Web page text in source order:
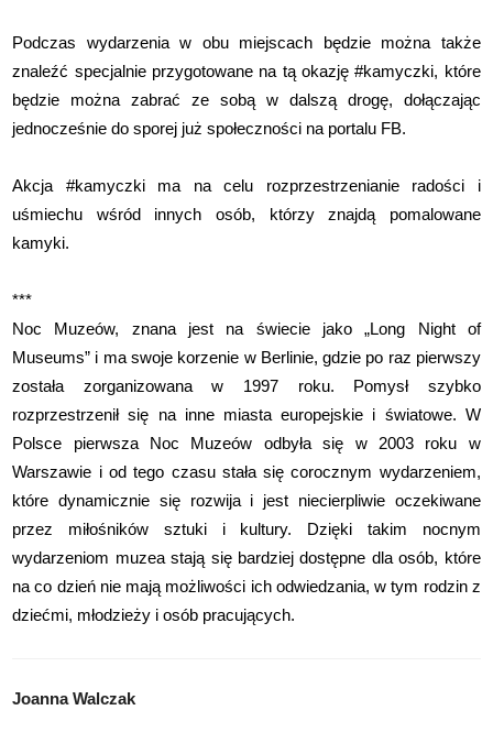
Podczas wydarzenia w obu miejscach będzie można także
znaleźć specjalnie przygotowane na tą okazję #kamyczki, które
będzie można zabrać ze sobą w dalszą drogę, dołączając
jednocześnie do sporej już społeczności na portalu FB.
Akcja #kamyczki ma na celu rozprzestrzenianie radości i
uśmiechu wśród innych osób, którzy znajdą pomalowane
kamyki.
***
Noc Muzeów, znana jest na świecie jako „Long Night of
Museums” i ma swoje korzenie w Berlinie, gdzie po raz pierwszy
została zorganizowana w 1997 roku. Pomysł szybko
rozprzestrzenił się na inne miasta europejskie i światowe. W
Polsce pierwsza Noc Muzeów odbyła się w 2003 roku w
Warszawie i od tego czasu stała się corocznym wydarzeniem,
które dynamicznie się rozwija i jest niecierpliwie oczekiwane
przez miłośników sztuki i kultury. Dzięki takim nocnym
wydarzeniom muzea stają się bardziej dostępne dla osób, które
na co dzień nie mają możliwości ich odwiedzania, w tym rodzin z
dziećmi, młodzieży i osób pracujących.
Joanna Walczak